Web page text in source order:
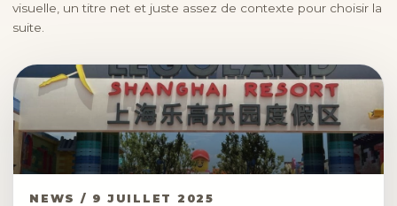
visuelle, un titre net et juste assez de contexte pour choisir la
suite.
NEWS / 9 JUILLET 2025